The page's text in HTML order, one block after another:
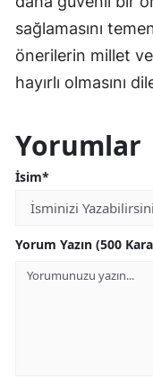
sağlamasını
önerilerin millet
hayırlı olmasını
Yorumlar
İsim*
Yorum Yazın (500